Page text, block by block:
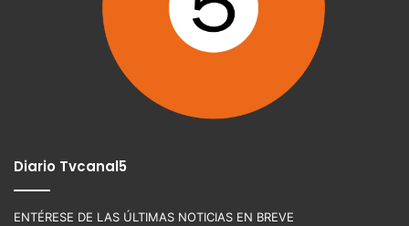
Diario Tvcanal5
ENTÉRESE DE LAS ÚLTIMAS NOTICIAS EN BREVE